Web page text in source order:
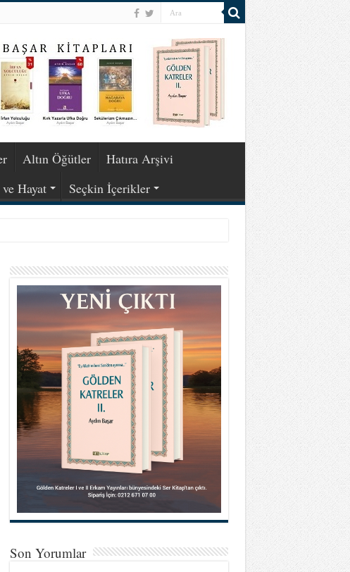
Altın Öğütler
Hatıra Arşivi
Hayat Seçkin İçerikler
Son Yorumlar